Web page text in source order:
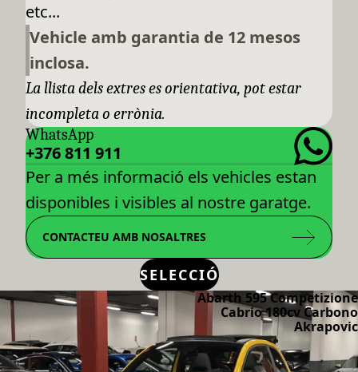
etc...
Vehicle amb garantia de 12 mesos
inclosa.
La llista dels extres es orientativa, pot estar
incompleta o errònia.
WhatsApp
+376 811 911
Per a més informació els vehicles estan
disponibles i visibles al nostre garatge.
CONTACTEU AMB NOSALTRES
SELECCIÓ
Abarth 595 Competizione
Cabrio 180cv Carbono
Akrapovic